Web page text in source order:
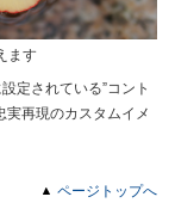
ます
定されている”コント
実再現のカスタムイメ
ページトップへ